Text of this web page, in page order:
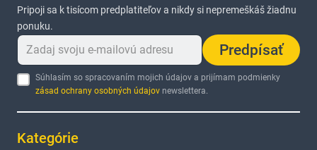
Pripoji sa k tisícom predplatiteľov a nikdy si nepremeškáš žiadnu
ponuku.
Predpísať
Súhlasím so spracovaním mojich údajov a prijímam podmienky
zásad ochrany osobných údajov newslettera.
Kategórie